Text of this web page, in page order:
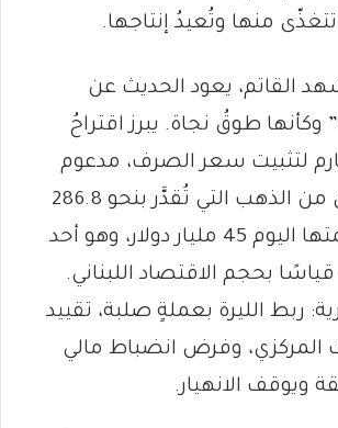
منها وتُعيدُ إنتاجها.
القاتم، يعود الحديث عن
وكأنها طوقُ نجاة. يبرز اقتراحُ
لتثبيت سعر الصرف، مدعوم
باحتياطات لبنان من الذهب التي تُقدَّر بنحو 286.8
طنًا، وتفوق قيمتها اليوم 45 مليار دولار، وهو أحد
قياسًا بحجم الاقتصاد اللبناني.
ربط الليرة بعملةٍ صلبة، تقييد
وفرض انضباط مالي
ويوقف الانهيار.